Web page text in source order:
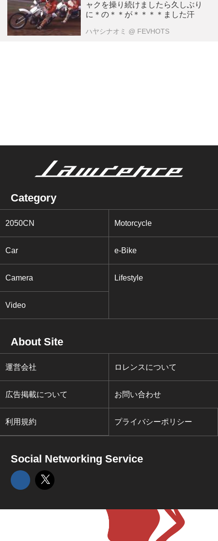
ャクを操り続けましたら久しぶり
に＊の＊＊が＊＊＊＊ました汗
ハヤシナオミ @ FEVHOTS
Category
2050CN Motorcycle
Car e-Bike
Camera Lifestyle
Video
About Site
運営会社 ロレンスについて
広告掲載について お問い合わせ
利用規約 プライバシーポリシー
Social Networking Service